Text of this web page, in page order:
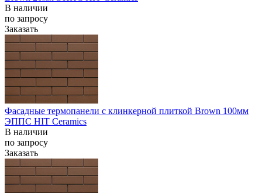
В наличии
по запросу
Заказать
Фасадные термопанели с клинкерной плиткой Brown 100мм
ЭППС HIT Ceramics
В наличии
по запросу
Заказать